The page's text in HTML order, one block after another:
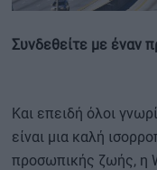
Συνδεθείτε με έναν
Και επειδή όλοι
είναι μια καλή
προσωπικής ζωής, η